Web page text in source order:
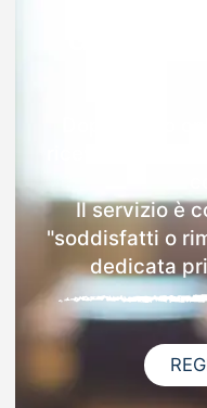
Il servizio è
"soddisfatti o
dedicata